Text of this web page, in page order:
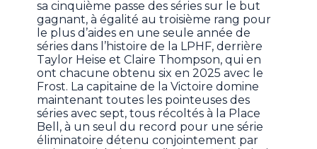
sa cinquième passe des séries sur le but
gagnant, à égalité au troisième rang pour
le plus d’aides en une seule année de
séries dans l’histoire de la LPHF, derrière
Taylor Heise et Claire Thompson, qui en
ont chacune obtenu six en 2025 avec le
Frost. La capitaine de la Victoire domine
maintenant toutes les pointeuses des
séries avec sept, tous récoltés à la Place
Bell, à un seul du record pour une série
éliminatoire détenu conjointement par